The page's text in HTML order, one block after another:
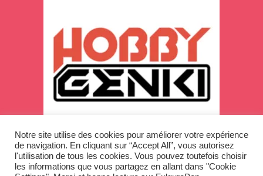
Notre site utilise des cookies pour améliorer votre expérience
de navigation. En cliquant sur “Accept All”, vous autorisez
l'utilisation de tous les cookies. Vous pouvez toutefois choisir
les informations que vous partagez en allant dans "Cookie